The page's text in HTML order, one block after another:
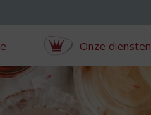
Onze diensten